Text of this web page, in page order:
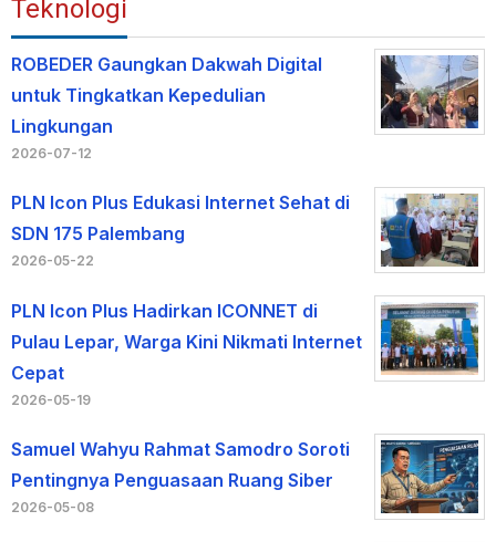
Teknologi
ROBEDER Gaungkan Dakwah Digital
untuk Tingkatkan Kepedulian
Lingkungan
2026-07-12
PLN Icon Plus Edukasi Internet Sehat di
SDN 175 Palembang
2026-05-22
PLN Icon Plus Hadirkan ICONNET di
Pulau Lepar, Warga Kini Nikmati Internet
Cepat
2026-05-19
Samuel Wahyu Rahmat Samodro Soroti
Pentingnya Penguasaan Ruang Siber
2026-05-08